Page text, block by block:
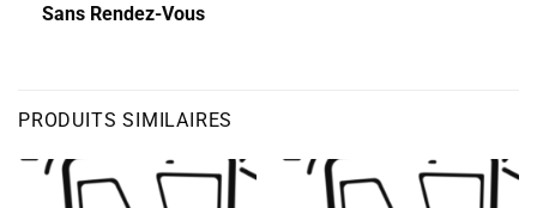
Sans Rendez-Vous
PRODUITS SIMILAIRES